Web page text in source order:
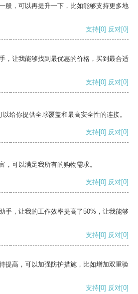
般，可以再提升一下，比如能够支持更多地
支持[0] 反对[0]
，让我能够找到最优惠的价格，买到最合适
支持[0] 反对[0]
给你提供全球覆盖和最高安全性的连接。
支持[0] 反对[0]
，可以满足我所有的购物需求。
支持[0] 反对[0]
手，让我的工作效率提高了50%，让我能够
支持[0] 反对[0]
提高，可以加强防护措施，比如增加双重验
支持[0] 反对[0]